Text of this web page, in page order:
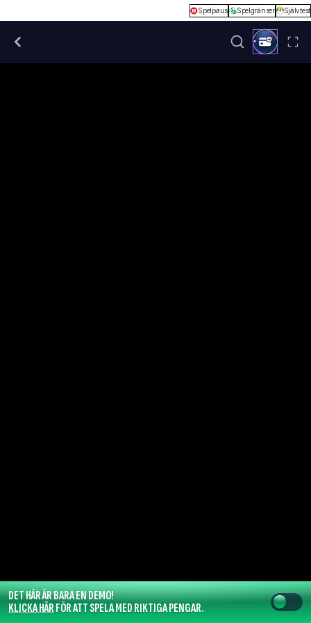
Spelpaus Spelgränser Självtest
DET HÄR ÄR BARA EN DEMO!
KLICKA HÄRFÖR ATT SPELA MED RIKTIGA PENGAR.